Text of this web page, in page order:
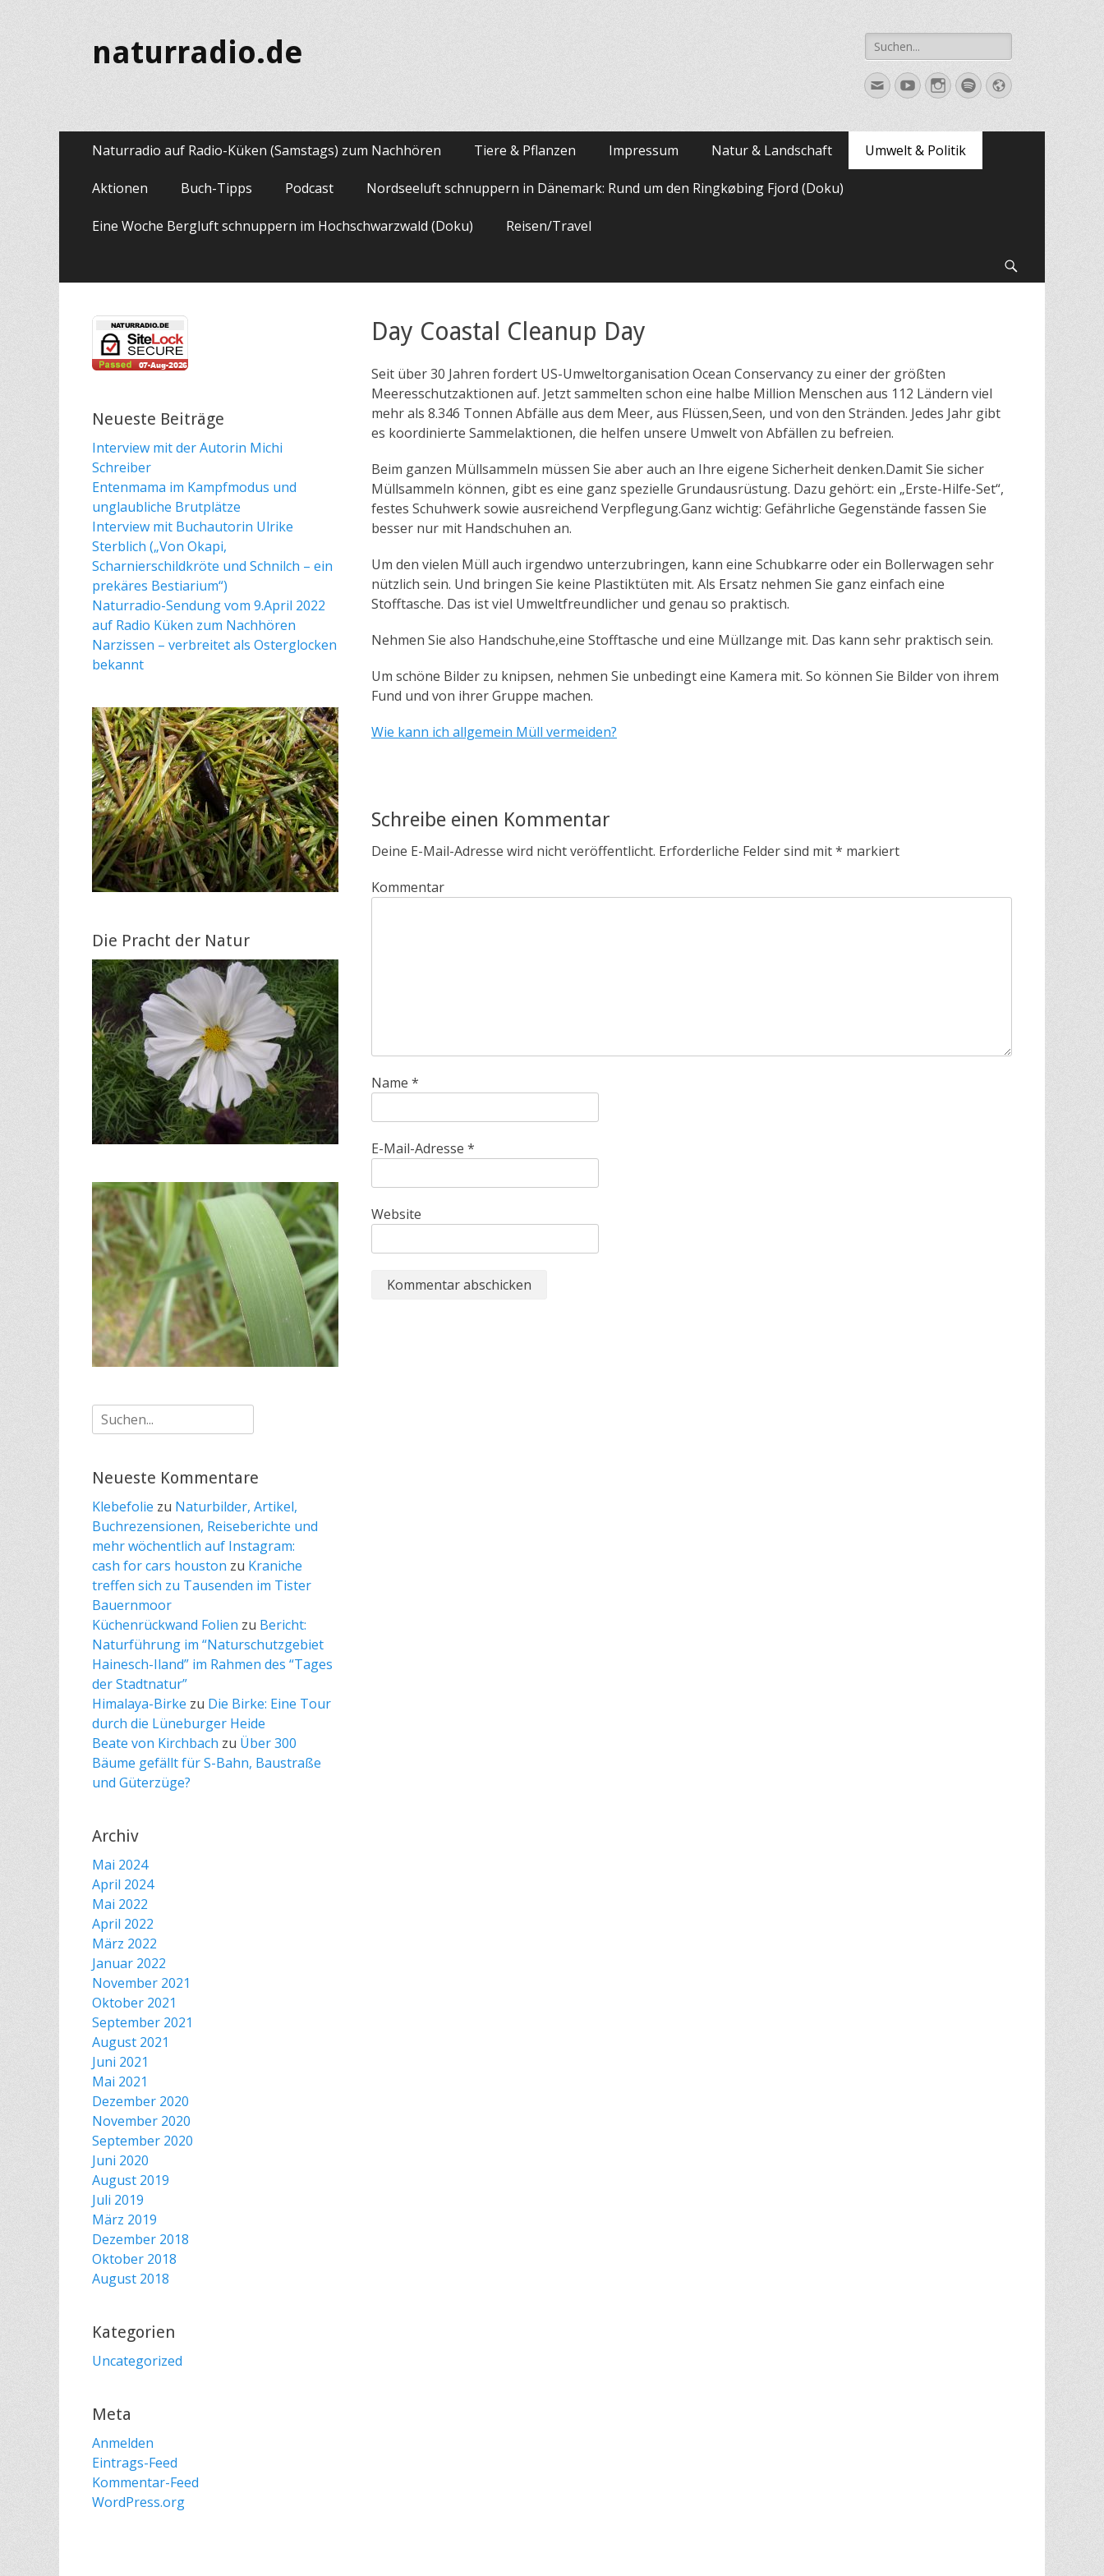
naturradio.de
Suche
nach:
E-
Mail
YouTubeInstagram
SpotifyWebsite
Primäres
Inhalt
springen
Naturradio auf Radio-Küken (Samstags) zum Nachhören Tiere & Pflanzen Impressum Natur & Landschaft Umwelt & Politik
Aktionen Buch-Tipps Podcast Nordseeluft schnuppern in Dänemark: Rund um den Ringkøbing Fjord (Doku)
Eine Woche Bergluft schnuppern im Hochschwarzwald (Doku) Reisen/Travel
Day Coastal Cleanup Day
Seit über 30 Jahren fordert US-Umweltorganisation Ocean Conservancy zu einer der größten
Meeresschutzaktionen auf. Jetzt sammelten schon eine halbe Million Menschen aus 112 Ländern viel
mehr als 8.346 Tonnen Abfälle aus dem Meer, aus Flüssen,Seen, und von den Stränden. Jedes Jahr gibt
es koordinierte Sammelaktionen, die helfen unsere Umwelt von Abfällen zu befreien.
Beim ganzen Müllsammeln müssen Sie aber auch an Ihre eigene Sicherheit denken.Damit Sie sicher
Müllsammeln können, gibt es eine ganz spezielle Grundausrüstung. Dazu gehört: ein „Erste-Hilfe-Set“,
festes Schuhwerk sowie ausreichend Verpflegung.Ganz wichtig: Gefährliche Gegenstände fassen Sie
besser nur mit Handschuhen an.
Um den vielen Müll auch irgendwo unterzubringen, kann eine Schubkarre oder ein Bollerwagen sehr
nützlich sein. Und bringen Sie keine Plastiktüten mit. Als Ersatz nehmen Sie ganz einfach eine
Stofftasche. Das ist viel Umweltfreundlicher und genau so praktisch.
Nehmen Sie also Handschuhe,eine Stofftasche und eine Müllzange mit. Das kann sehr praktisch sein.
Um schöne Bilder zu knipsen, nehmen Sie unbedingt eine Kamera mit. So können Sie Bilder von ihrem
Fund und von ihrer Gruppe machen.
Wie kann ich allgemein Müll vermeiden?
Schreibe einen Kommentar
Deine E-Mail-Adresse wird nicht veröffentlicht. Erforderliche Felder sind mit* markiert
Kommentar
Name *
E-Mail-Adresse *
Website
Neueste Beiträge
Interview mit der Autorin Michi
Schreiber
Entenmama im Kampfmodus und
unglaubliche Brutplätze
Interview mit Buchautorin Ulrike
Sterblich („Von Okapi,
Scharnierschildkröte und Schnilch – ein
prekäres Bestiarium“)
Naturradio-Sendung vom 9.April 2022
auf Radio Küken zum Nachhören
Narzissen – verbreitet als Osterglocken
bekannt
Die Pracht der Natur
Suche
nach:
Neueste Kommentare
Klebefolie zu Naturbilder, Artikel,
Buchrezensionen, Reiseberichte und
mehr wöchentlich auf Instagram:
cash for cars houston zu Kraniche
treffen sich zu Tausenden im Tister
Bauernmoor
Küchenrückwand Folien zu Bericht:
Naturführung im “Naturschutzgebiet
Hainesch-Iland” im Rahmen des “Tages
der Stadtnatur”
Himalaya-Birke zu Die Birke: Eine Tour
durch die Lüneburger Heide
Beate von Kirchbach zu Über 300
Bäume gefällt für S-Bahn, Baustraße
und Güterzüge?
Archiv
Mai 2024
April 2024
Mai 2022
April 2022
März 2022
Januar 2022
November 2021
Oktober 2021
September 2021
August 2021
Juni 2021
Mai 2021
Dezember 2020
November 2020
September 2020
Juni 2020
August 2019
Juli 2019
März 2019
Dezember 2018
Oktober 2018
August 2018
Kategorien
Uncategorized
Meta
Anmelden
Eintrags-Feed
Kommentar-Feed
WordPress.org